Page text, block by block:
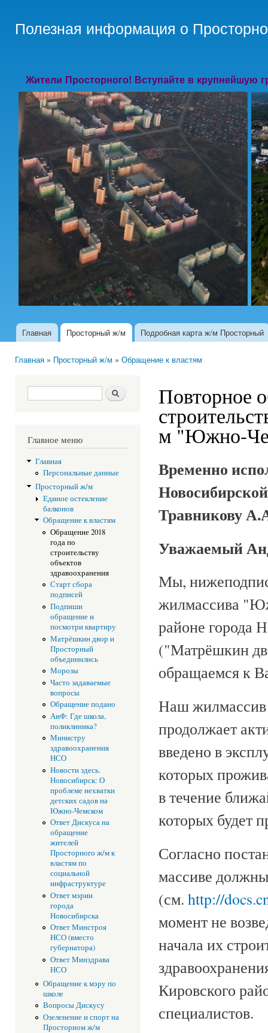
Полезная информация о
Жители Просторного! Вступайте в крупнейшую
Главное меню
Главная Просторный ж/м Подробная карта ж/м Просторный
Главная » Просторный ж/м » Обращение к властям
Форма поиска Поиск
Главное меню
Главная
Персональные данные
Просторный ж/м
Единое остекление
балконов
Обращение к властям
Обращение 2018
года по
строительству
объектов
здравоохранения
Старт сбора
подписей
Подпиши
обращение и
посмотри квартиру
Матрёшкин двор и
Просторный
объединились
Морозы
Часто задаваемые
вопросы
Обращение подано
АиФ: Где школа,
поликлиника?
Министру
здравоохранения
НСО
Новости здесь.
Новосибирск: О
проблеме нехватки
детских садов на
Южно-Чемском
Ответ Дискуса на
обращение
жителей
Просторного ж/м к
властям по
социальной
инфраструктуре
Ответ мэрии
города
Новосибирска
Ответ Минстроя
НСО (вместо
губернатора)
Ответ Минздрава
НСО
Обращение к мэру по
школе
Вопросы Дискусу
Озеленение и спорт на
Просторном ж/м
Повторное
м "Южно-
Временно
Травникову
Уважаемый
Мы,
жилмассива
районе города
("Матрёшкин
обращаемся к
Наш жилмассив
продолжает
введено в
которых
в течение
которых будет
Согласно
массиве
(см. http://
момент не
начала их
Кировского
специалистов.